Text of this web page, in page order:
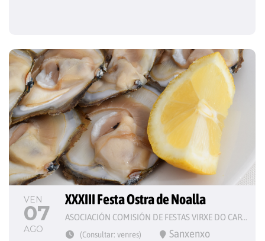
VEN
07
AGO
XXXIII Festa Ostra de Noalla
ASOCIACIÓN COMISIÓN DE FESTAS VIRXE DO CARME
(Consultar: venres) Sanxenxo